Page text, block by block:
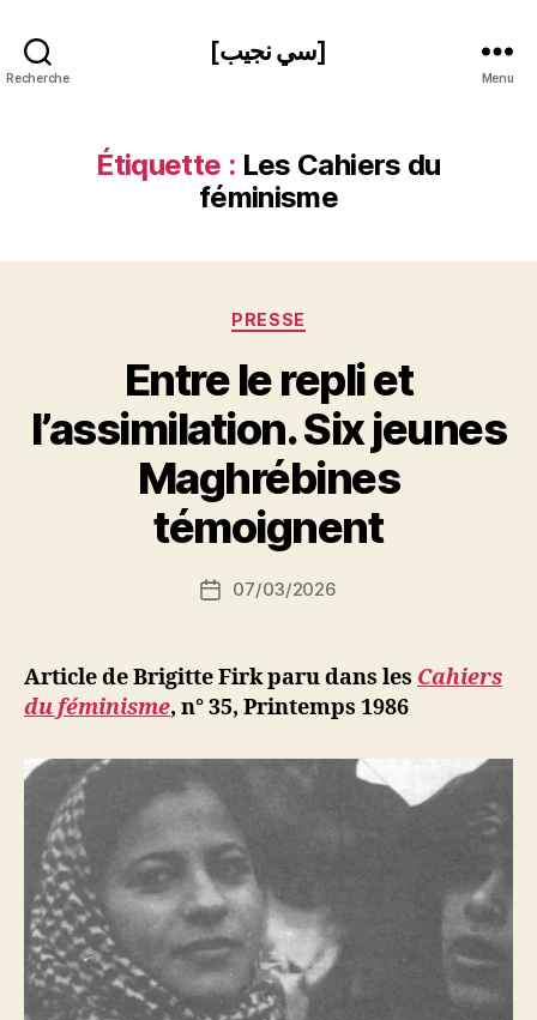
Recherche
[سي نجيب]
Menu
Étiquette : Les Cahiers du
féminisme
Catégories
PRESSE
Entre le repli et
l’assimilation. Six jeunes
Maghrébines
témoignent
Auteur
de
P
a
S
N
ji
Date07/03/2026
Article de Brigitte Firk paru dans les Cahiers
du féminisme, n° 35, Printemps 1986